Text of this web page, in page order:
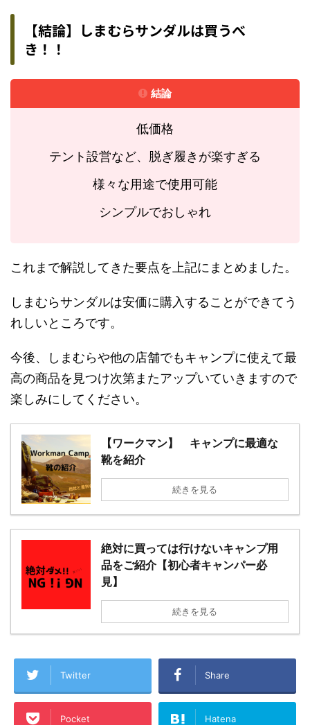
【結論】しまむらサンダルは買うべ
き！！
結論
低価格
テント設営など、脱ぎ履きが楽すぎる
様々な用途で使用可能
シンプルでおしゃれ
これまで解説してきた要点を上記にまとめました。
しまむらサンダルは安価に購入することができてう
れしいところです。
今後、しまむらや他の店舗でもキャンプに使えて最
高の商品を見つけ次第またアップいていきますので
楽しみにしてください。
【ワークマン】 キャンプに最適な
靴を紹介
続きを見る
絶対に買っては行けないキャンプ用
品をご紹介【初心者キャンパー必
見】
続きを見る
Twitter Share
Pocket Hatena